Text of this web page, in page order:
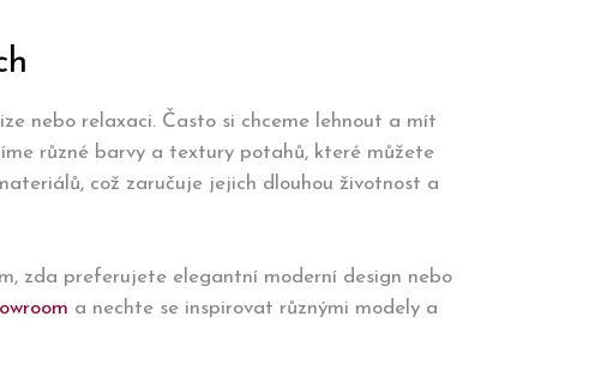
nebo relaxaci. Často si chceme lehnout a mít
různé barvy a textury potahů, které můžete
což zaručuje jejich dlouhou životnost a
zda preferujete elegantní moderní design nebo
a nechte se inspirovat různými modely a